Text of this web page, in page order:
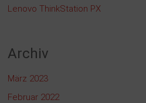
Lenovo ThinkStation PX
Archiv
März 2023
Februar 2022